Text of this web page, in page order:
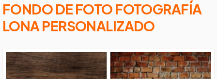
FONDO DE FOTO FOTOGRAFÍA
LONA PERSONALIZADO